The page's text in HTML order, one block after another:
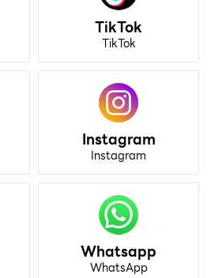
TikTok
TikTok
Instagram
Instagram
Whatsapp
WhatsApp